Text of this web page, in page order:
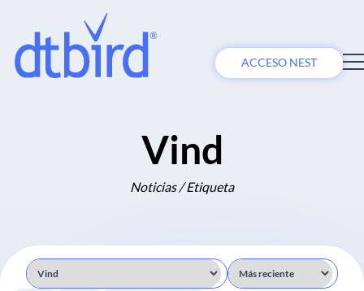
ACCESO NEST
Vind
Noticias / Etiqueta